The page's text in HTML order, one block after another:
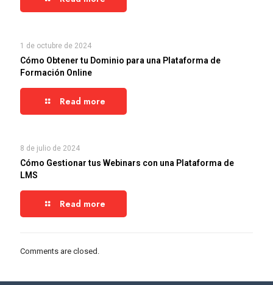
1 de octubre de 2024
Cómo Obtener tu Dominio para una Plataforma de
Formación Online
Read more
8 de julio de 2024
Cómo Gestionar tus Webinars con una Plataforma de
LMS
Read more
Comments are closed.